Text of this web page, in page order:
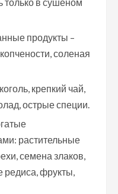
продукты –
соленая
крепкий чай,
острые специи.
растительные
семена злаков,
редиса, фрукты,